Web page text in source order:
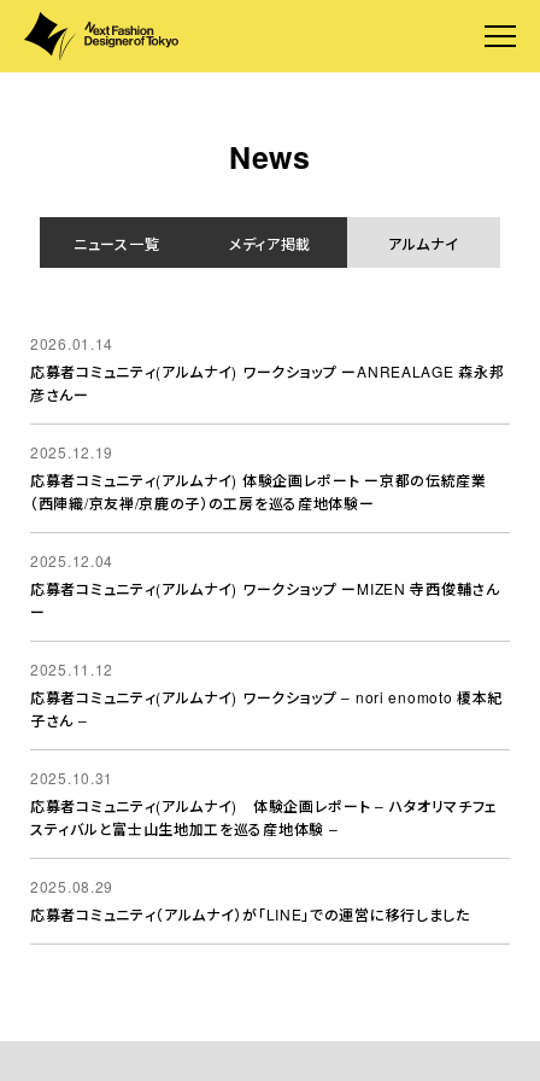
News
ニュース一覧 メディア掲載 アルムナイ
2026.01.14
応募者コミュニティ(アルムナイ) ワークショップ ーANREALAGE 森永邦
彦さんー
2025.12.19
応募者コミュニティ(アルムナイ) 体験企画レポート ー京都の伝統産業
（西陣織/京友禅/京鹿の子）の工房を巡る産地体験ー
2025.12.04
応募者コミュニティ(アルムナイ) ワークショップ ーMIZEN 寺西俊輔さん
ー
2025.11.12
応募者コミュニティ(アルムナイ) ワークショップ – nori enomoto 榎本紀
子さん –
2025.10.31
応募者コミュニティ(アルムナイ) 体験企画レポート – ハタオリマチフェ
スティバルと富士山生地加工を巡る産地体験 –
2025.08.29
応募者コミュニティ（アルムナイ）が「LINE」での運営に移行しました